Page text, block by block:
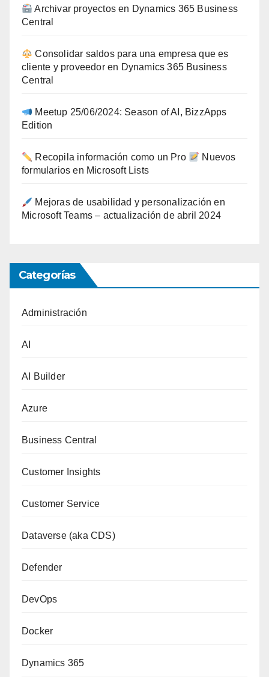
Archivar proyectos en Dynamics 365 Business
Central
Consolidar saldos para una empresa que es
cliente y proveedor en Dynamics 365 Business
Central
Meetup 25/06/2024: Season of AI, BizzApps
Edition
Recopila información como un Pro
Nuevos
formularios en Microsoft Lists
Mejoras de usabilidad y personalización en
Microsoft Teams – actualización de abril 2024
Categorías
Administración
AI
AI Builder
Azure
Business Central
Customer Insights
Customer Service
Dataverse (aka CDS)
Defender
DevOps
Docker
Dynamics 365